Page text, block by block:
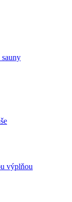
sauny
výplňou